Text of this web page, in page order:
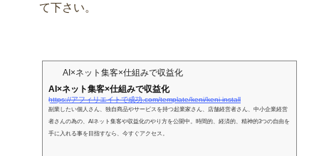
て下さい。
AI×ネット集客×仕組みで収益化
AI×ネット集客×仕組みで収益化
https://アフィリエイトで成功.com/template/keni/keni-install
副業したい個人さん、独自商品やサービスを持つ起業家さん、店舗経営者さん、中小企業経営
者さんの為の、AIネット集客や収益化のやり方を公開中。時間的、経済的、精神的3つの自由を
手に入れる事を目指すなら、今すぐアクセス。